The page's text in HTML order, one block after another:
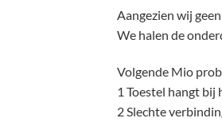
Aangezien wij
We halen de
Volgende Mio
1 Toestel hangt bij
2 Slechte